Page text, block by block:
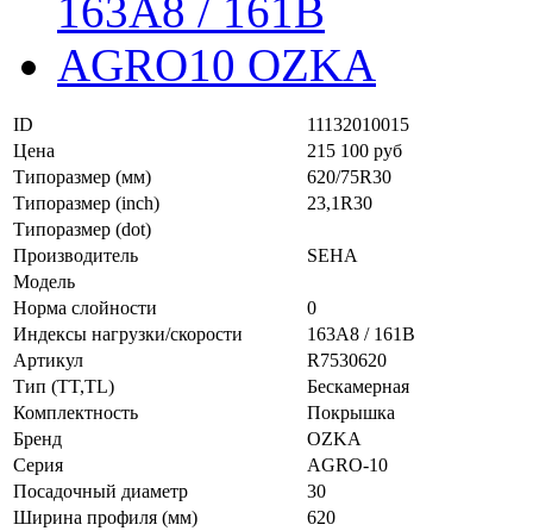
ID
11132010015
Цена
215 100 руб
Типоразмер (мм)
620/75R30
Типоразмер (inch)
23,1R30
Типоразмер (dot)
Производитель
SEHA
Модель
Норма слойности
0
Индексы нагрузки/скорости
163A8 / 161B
Артикул
R7530620
Тип (TT,TL)
Бескамерная
Комплектность
Покрышка
Бренд
OZKA
Серия
AGRO-10
Посадочный диаметр
30
Ширина профиля (мм)
620